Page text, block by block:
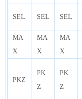
SEL SEL SEL
MA
X
MA
X
MA
X
PKZ
PK
Z
PK
Z